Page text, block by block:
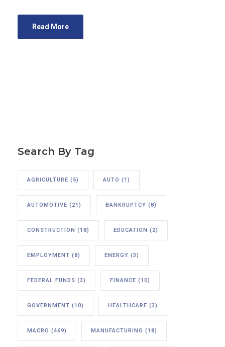
Read More
Search By Tag
AGRICULTURE (5) AUTO (1)
AUTOMOTIVE (21) BANKRUPTCY (8)
CONSTRUCTION (18) EDUCATION (2)
EMPLOYMENT (8) ENERGY (3)
FEDERAL FUNDS (3) FINANCE (10)
GOVERNMENT (10) HEALTHCARE (3)
MACRO (469) MANUFACTURING (18)